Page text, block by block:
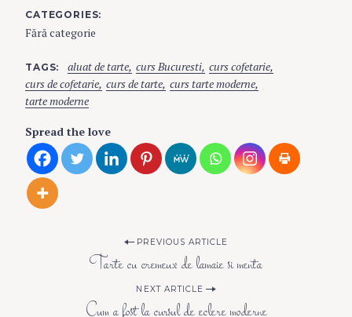
CATEGORIES
Fără categorie
TAGS aluat de tarte curs Bucuresti curs cofetarie
curs de cofetarie curs de tarte curs tarte moderne
tarte moderne
Spread the love
PREVIOUS ARTICLE
Tarte cu cremeux de lamaie si menta
NEXT ARTICLE